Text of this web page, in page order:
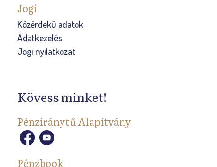
Jogi
Közérdekű adatok
Adatkezelés
Jogi nyilatkozat
Kövess minket!
Pénziránytű Alapítvány
Pénzbook